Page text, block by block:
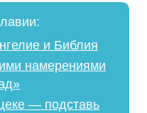
и Библия
намерениями
— подставь